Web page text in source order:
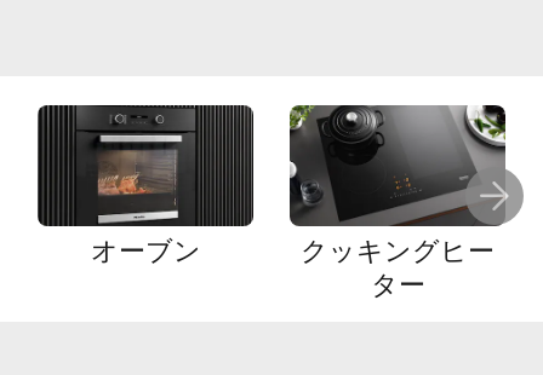
オーブン
クッキングヒー
ター